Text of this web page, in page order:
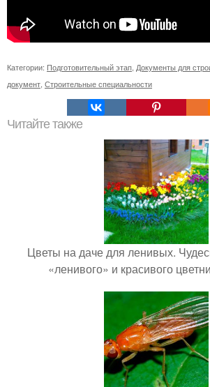
Категории: Подготовительный этап Документы для
документ Строительные специальности
Читайте также
Цветы на даче для ленивых.
«ленивого» и красивого